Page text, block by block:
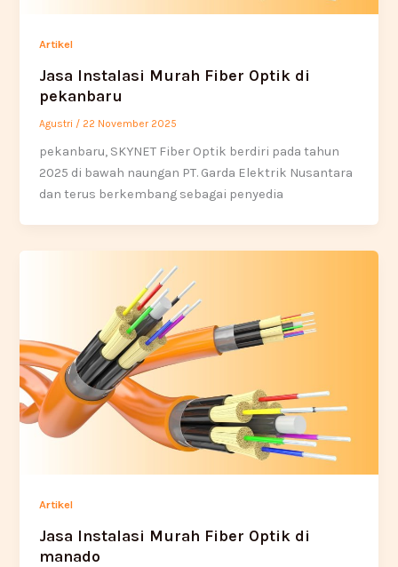
Artikel
Jasa Instalasi Murah Fiber Optik di
pekanbaru
Agustri / 22 November 2025
pekanbaru, SKYNET Fiber Optik berdiri pada tahun
2025 di bawah naungan PT. Garda Elektrik Nusantara
dan terus berkembang sebagai penyedia
Artikel
Jasa Instalasi Murah Fiber Optik di
manado